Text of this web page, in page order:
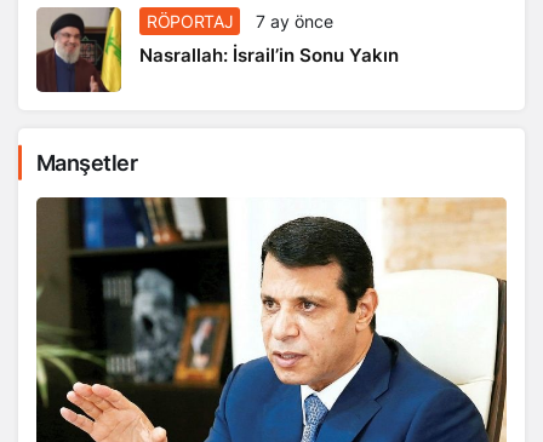
RÖPORTAJ 7 ay önce
Nasrallah: İsrail’in Sonu Yakın
Manşetler